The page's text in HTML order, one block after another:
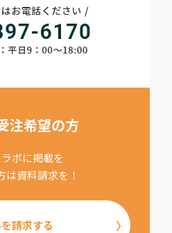
注希望の方
ボに掲載を
は資料請求を！
請求する